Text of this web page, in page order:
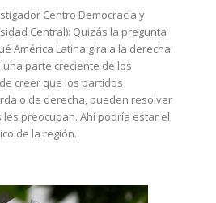
Centro Democracia y
Central): Quizás la pregunta
América Latina gira a la derecha.
parte creciente de los
creer que los partidos
o de derecha, pueden resolver
preocupan. Ahí podría estar el
de la región.